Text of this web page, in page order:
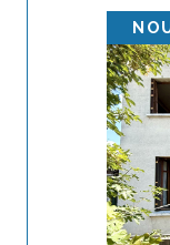
Je
Type de
Sélectionnez le